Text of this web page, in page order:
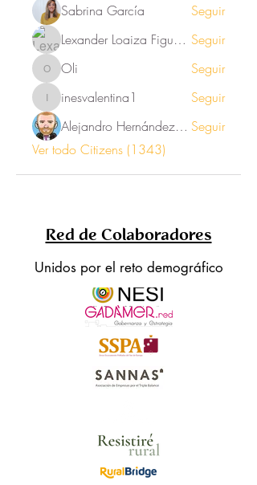
Sabrina García
Seguir
Lexander Loaiza Figueroa Seguir
Oli Oli Seguir
inesvalentina1
inesvalentina1
Seguir
Alejandro Hernández Renner Seguir
Ver todo Citizens (1343)
Red de Colaboradores
Unidos por el reto demográfico